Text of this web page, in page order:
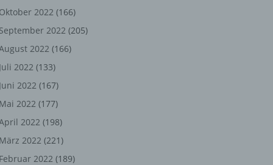
Oktober 2022 (166)
September 2022 (205)
2022 (166)
Juli 2022 (133)
Juni 2022 (167)
Mai 2022 (177)
2022 (198)
März 2022 (221)
Februar 2022 (189)
oder